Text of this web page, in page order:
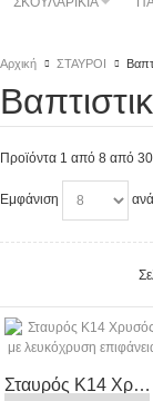
Αρχική ΣΤΑΥΡΟΙ
Προϊόντα 1 από 8 από
Εμφάνιση
Σταυρός Κ14 Χρυσός με λευκόχρυση επιφάνεια